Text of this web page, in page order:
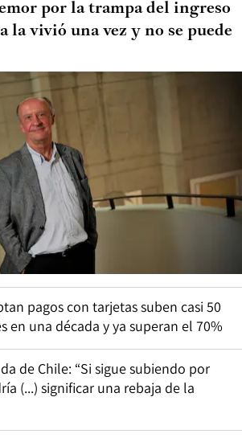
por la trampa del ingreso
la vivió una vez y no se puede
pagos con tarjetas suben casi 50
en una década y ya superan el 70%
de Chile: “Si sigue subiendo por
(...) significar una rebaja de la